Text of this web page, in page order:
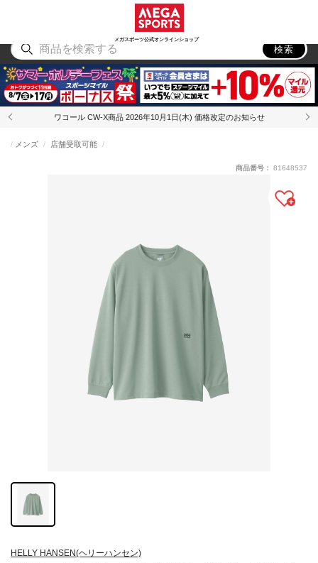
メガスポーツ公式オンラインショップ
アウトドア
検索
ワコール CW-X商品 2026年10月1日(木) 価格改定のお知らせ
HELLY HANSEN(ヘリーハンセン)
メンズ 店舗受取可能
商品番号： 81648537